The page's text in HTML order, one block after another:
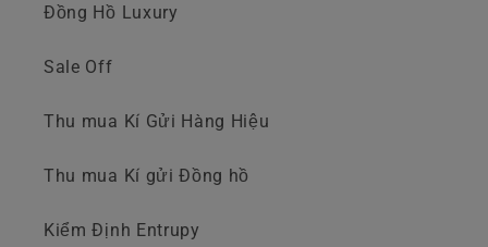
Đồng Hồ Luxury
Sale Off
Thu mua Kí Gửi Hàng Hiệu
Thu mua Kí gửi Đồng hồ
Kiểm Định Entrupy